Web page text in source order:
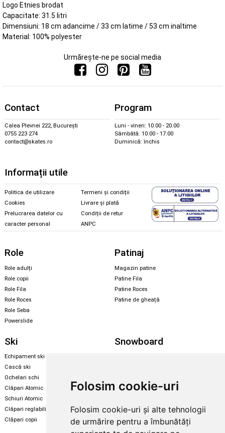
Folosim cookie-uri
Folosim cookie-uri și alte tehnologii
de urmărire pentru a îmbunătăți
Logo Etnies brodat
Capacitate: 31.5 litri
Dimensiuni: 18 cm adancime / 33 cm latime / 53 cm inaltime
Material: 100% polyester
Urmărește-ne pe social media
Contact
Calea Plevnei 222, București
0755 223 274
contact@skates.ro
Program
Luni - vineri: 10.00 - 20.00
Sâmbătă: 10.00 - 17.00
Duminică: închis
Informații utile
Politica de utilizare
Cookies
Prelucrarea datelor cu
caracter personal
Termeni și condiții
Livrare și plată
Condiții de retur
ANPC
Role
Role adulți
Role copii
Role Fila
Role Roces
Role Seba
Powerslide
Patinaj
Magazin patine
Patine Fila
Patine Roces
Patine de gheață
Ski
Echipament ski
Cască ski
Ochelari schi
Clăpari Atomic
Schiuri Atomic
Clăpari reglabili
Clăpari copii
Snowboard
Santa Cruz
Enuff Skateboards